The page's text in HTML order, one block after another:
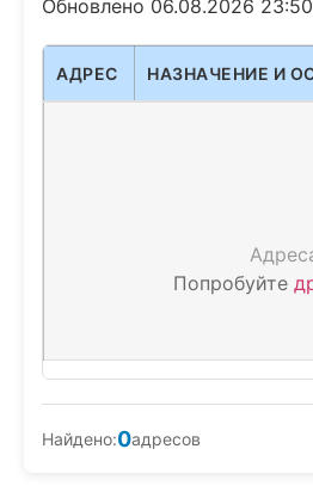
Обновлено 06.08.2026
АДРЕС НАЗНАЧЕНИЕ И
Попробуйте
Найдено:0адресов